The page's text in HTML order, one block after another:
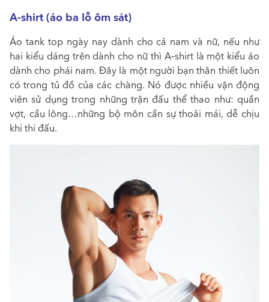
A-shirt (áo ba lỗ ôm sát)
Áo tank top ngày nay dành cho cả nam và nữ, nếu như
hai kiểu dáng trên dành cho nữ thì A–shirt là một kiểu áo
dành cho phái nam. Đây là một người bạn thân thiết luôn
có trong tủ đồ của các chàng. Nó được nhiều vận động
viên sử dụng trong những trận đấu thể thao như: quần
vợt, cầu lông…những bộ môn cần sự thoải mái, dễ chịu
khi thi đấu.